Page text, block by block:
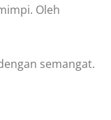
Oleh
semangat.